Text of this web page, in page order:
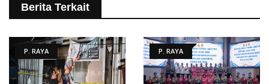
Berita Terkait
P. RAYA P. RAYA